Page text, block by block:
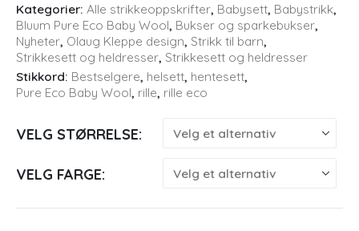
Kategorier: Alle strikkeoppskrifter, Babysett, Babystrikk,
Bluum Pure Eco Baby Wool, Bukser og sparkebukser,
Nyheter, Olaug Kleppe design, Strikk til barn,
Strikkesett og heldresser, Strikkesett og heldresser
Stikkord: Bestselgere, helsett, hentesett,
Pure Eco Baby Wool, rille, rille eco
VELG STØRRELSE
VELG FARGE